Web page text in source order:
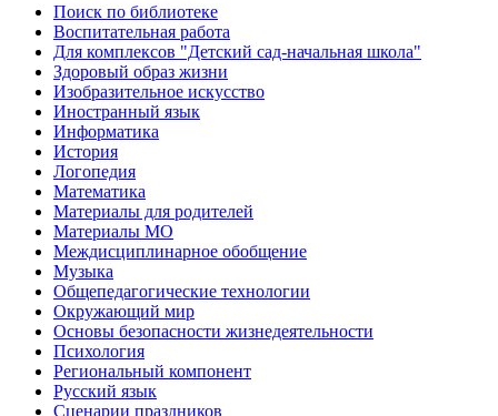
Поиск по библиотеке
Воспитательная работа
Для комплексов "Детский сад-начальная школа"
Здоровый образ жизни
Изобразительное искусство
Иностранный язык
Информатика
История
Логопедия
Математика
Материалы для родителей
Материалы МО
Междисциплинарное обобщение
Музыка
Общепедагогические технологии
Окружающий мир
Основы безопасности жизнедеятельности
Психология
Региональный компонент
Русский язык
Сценарии праздников